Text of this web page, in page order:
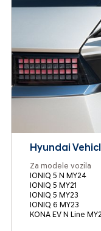
Hyundai
Za modele vozila
IONIQ 5 N MY24
IONIQ 5 MY21
IONIQ 5 MY23
IONIQ 6 MY23
KONA EV N Line